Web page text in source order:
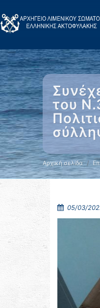
του
Αρχική σελίδα
05/03/